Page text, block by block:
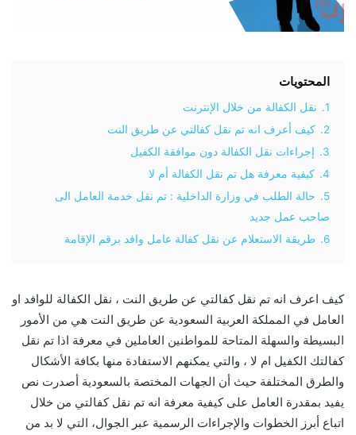
المحتويات
1.
نقل الكفالة من خلال الإنترنت
2.
كيف أعرف انه تم نقل كفالتي عن طريق النت
3.
إجراءات نقل الكفالة دون موافقة الكفيل
4.
كيفية معرفة هل تم نقل الكفالة أم لا
5.
حالة الطلب في وزارة الداخلية : تم نقل خدمة العامل الى
صاحب عمل جديد
6.
طريقة الاستعلام عن نقل كفالة عامل وافد برقم الإقامة
كيف اعرف انه تم نقل كفالتي عن طريق النت ، نقل الكفالة للوافد او
العامل في المملكة العربية السعودية عن طريق النت هي من الأمور
البسيطة والسهلة المتاحة للمواطنين العاملين في معرفة اذا تم نقل
كفالتك الكفيل ام لا ، والتي يمكنهم الاستفادة منها بكافة الأشكال
والطرق المختلفة حيث أن الجهات المختصة بالسعودية أصدرت نص
يفيد بمقدرة العامل على كيفية معرفة انه تم نقل كفالتي من خلال
اتباع أبرز الخطوات والإجراءات الرسمية عبر الجوال، التي لا بد من